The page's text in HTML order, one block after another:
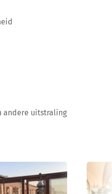
andere uitstraling